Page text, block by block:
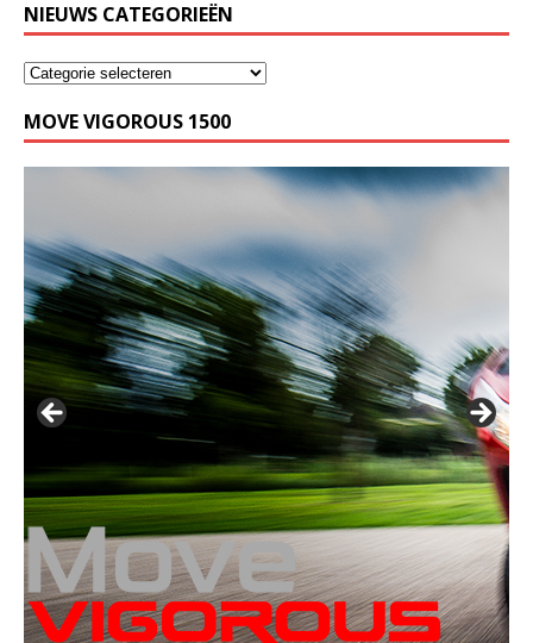
NIEUWS CATEGORIEËN
MOVE VIGOROUS 1500